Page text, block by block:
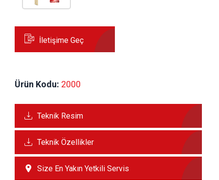
İletişime Geç
Ürün Kodu: 2000
Teknik Resim
Teknik Özellikler
Size En Yakın Yetkili Servis